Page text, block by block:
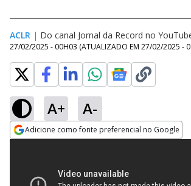
ACLR | Do canal Jornal da Record no
27/02/2025 - 00H03 (ATUALIZADO EM 27/02/2025 -
A+ A-
Adicione como fonte preferencial no Google